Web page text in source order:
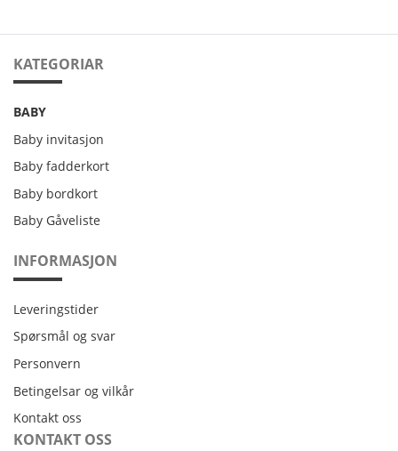
KATEGORIAR
BABY
Baby invitasjon
Baby fadderkort
Baby bordkort
Baby Gåveliste
INFORMASJON
Leveringstider
Leveringstider
Spørsmål og svar
Personvern
Personvern
Betingelsar og vilkår
Betingelsar og vilkår
Kontakt oss
Kontakt oss
KONTAKT OSS